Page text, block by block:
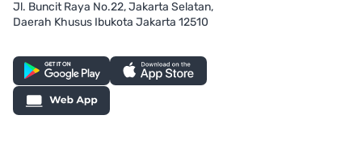
Jl. Buncit Raya No.22, Jakarta Selatan,
Daerah Khusus Ibukota Jakarta 12510